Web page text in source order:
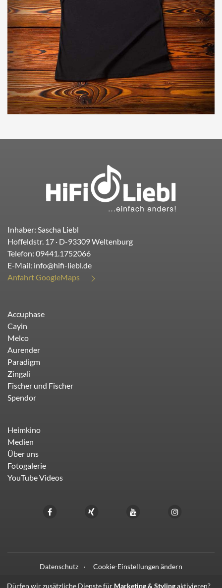
Inhaber: Sascha Liebl
Hoffeldstr. 17 · D-93309Weltenburg
Telefon: 09441.1752066
E-Mail: info@hifi-liebl.de
Anfahrt GoogleMaps
Accuphase
Cayin
Melco
Aurender
Paradigm
Zingali
Fischer und Fischer
Spendor
Heimkino
Medien
Über uns
Fotogalerie
YouTube Videos
Datenschutz Cookie-Einstellungen ändern
Dürfen wir zusätzliche Dienste für Marketing & Stylingaktivieren?